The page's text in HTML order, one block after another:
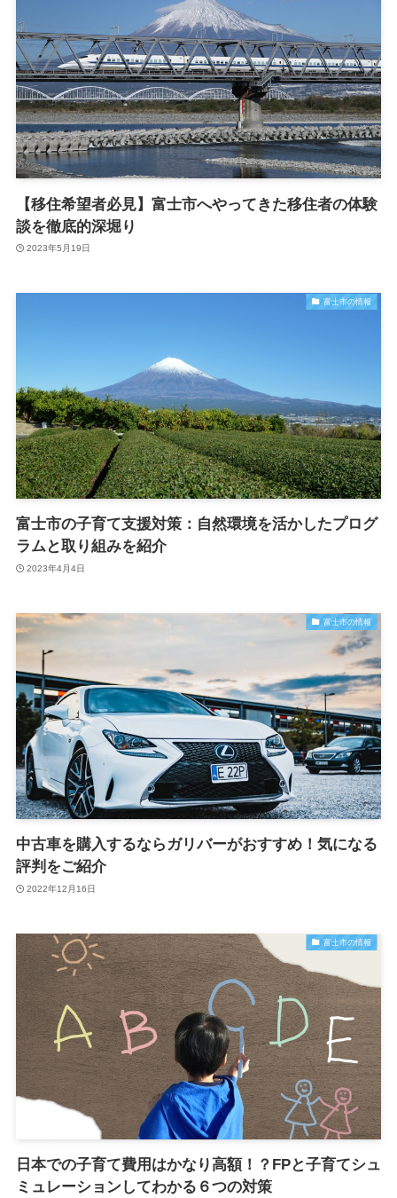
【移住希望者必見】富士市へやってきた移住者の体験
談を徹底的深堀り
2023年5月19日
富士市の情報
富士市の子育て支援対策：自然環境を活かしたプログ
ラムと取り組みを紹介
2023年4月4日
富士市の情報
中古車を購入するならガリバーがおすすめ！気になる
評判をご紹介
2022年12月16日
富士市の情報
日本での子育て費用はかなり高額！？FPと子育てシュ
ミュレーションしてわかる６つの対策